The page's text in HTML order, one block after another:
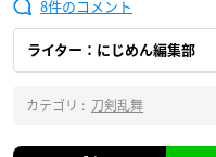
8
ライター：にじめん編集部
カテゴリ : 刀剣乱舞